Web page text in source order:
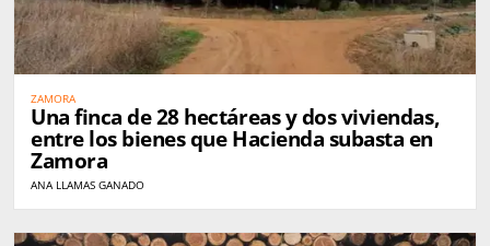
ZAMORA
Una finca de 28 hectáreas y dos viviendas,
entre los bienes que Hacienda subasta en
Zamora
ANA LLAMAS GANADO